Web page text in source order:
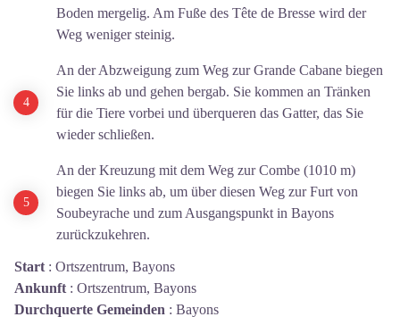
Boden mergelig. Am Fuße des Tête de Bresse wird der
Weg weniger steinig.
An der Abzweigung zum Weg zur Grande Cabane biegen
Sie links ab und gehen bergab. Sie kommen an Tränken
für die Tiere vorbei und überqueren das Gatter, das Sie
wieder schließen.
An der Kreuzung mit dem Weg zur Combe (1010 m)
biegen Sie links ab, um über diesen Weg zur Furt von
Soubeyrache und zum Ausgangspunkt in Bayons
zurückzukehren.
Start : Ortszentrum, Bayons
Ankunft : Ortszentrum, Bayons
Durchquerte Gemeinden : Bayons